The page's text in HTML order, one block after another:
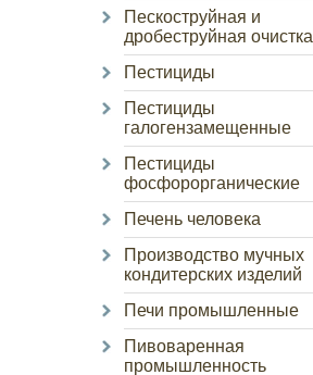
Пескоструйная и
дробеструйная очистка
Пестициды
Пестициды
галогензамещенные
Пестициды
фосфорорганические
Печень человека
Производство мучных
кондитерских изделий
Печи промышленные
Пивоваренная
промышленность